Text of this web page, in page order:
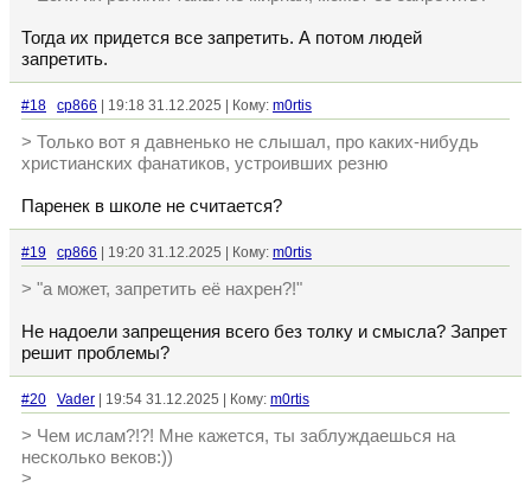
Тогда их придется все запретить. А потом людей
запретить.
#18 cp866 | 19:18 31.12.2025 | Кому: m0rtis
> Только вот я давненько не слышал, про каких-нибудь
христианских фанатиков, устроивших резню
Паренек в школе не считается?
#19 cp866 | 19:20 31.12.2025 | Кому: m0rtis
> "а может, запретить её нахрен?!"
Не надоели запрещения всего без толку и смысла? Запрет
решит проблемы?
#20 Vader | 19:54 31.12.2025 | Кому: m0rtis
> Чем ислам?!?! Мне кажется, ты заблуждаешься на
несколько веков:))
>